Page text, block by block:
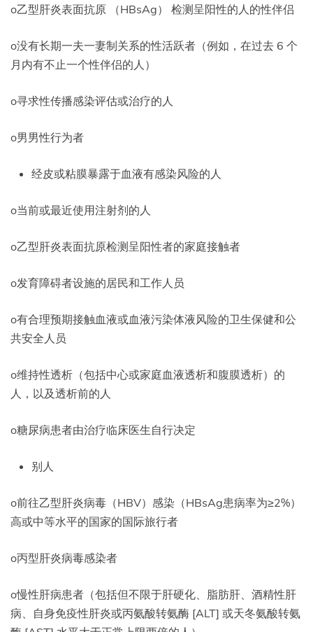
o乙型肝炎表面抗原 （HBsAg） 检测呈阳性的人的性伴侣
o没有长期一夫一妻制关系的性活跃者（例如，在过去 6 个
月内有不止一个性伴侣的人）
o寻求性传播感染评估或治疗的人
o男男性行为者
经皮或粘膜暴露于血液有感染风险的人
o当前或最近使用注射剂的人
o乙型肝炎表面抗原检测呈阳性者的家庭接触者
o发育障碍者设施的居民和工作人员
o有合理预期接触血液或血液污染体液风险的卫生保健和公
共安全人员
o维持性透析（包括中心或家庭血液透析和腹膜透析）的
人，以及透析前的人
o糖尿病患者由治疗临床医生自行决定
别人
o前往乙型肝炎病毒（HBV）感染（HBsAg患病率为≥2%）
高或中等水平的国家的国际旅行者
o丙型肝炎病毒感染者
o慢性肝病患者（包括但不限于肝硬化、脂肪肝、酒精性肝
病、自身免疫性肝炎或丙氨酸转氨酶 [ALT] 或天冬氨酸转氨